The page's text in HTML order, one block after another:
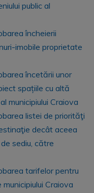
public al
încheierii
imobile proprietate
încetării unor
spațiile cu altă
municipiului Craiova
listei de priorităţi
decât aceea
sediu, către
tarifelor pentru
Craiova